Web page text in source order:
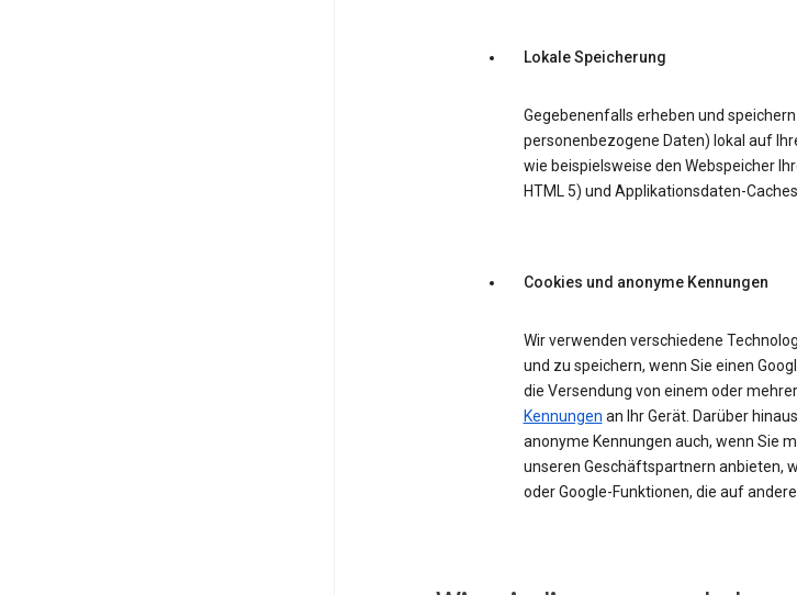
Lokale Speicherung
Gegebenenfalls erheben und
personenbezogene Daten) lokal auf
wie beispielsweise den Webspeicher
HTML 5) und Applikationsdaten-
Cookies und anonyme Kennungen
Wir verwenden verschiedene
und zu speichern, wenn Sie einen
die Versendung von einem oder
Kennungen an Ihr Gerät. Darüber
anonyme Kennungen auch, wenn Sie
unseren Geschäftspartnern anbieten,
oder Google-Funktionen, die auf